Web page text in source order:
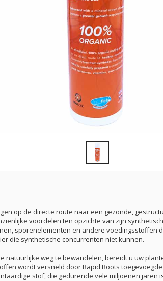
op de directe route naar een gezonde,
voordelen ten opzichte van zijn
sporenelementen en andere voedingsstoffen
die synthetische concurrenten niet kunnen.
natuurlijke weg te bewandelen, bereidt u uw
wordt versneld door Rapid Roots
stof, die gedurende vele miljoenen jaren